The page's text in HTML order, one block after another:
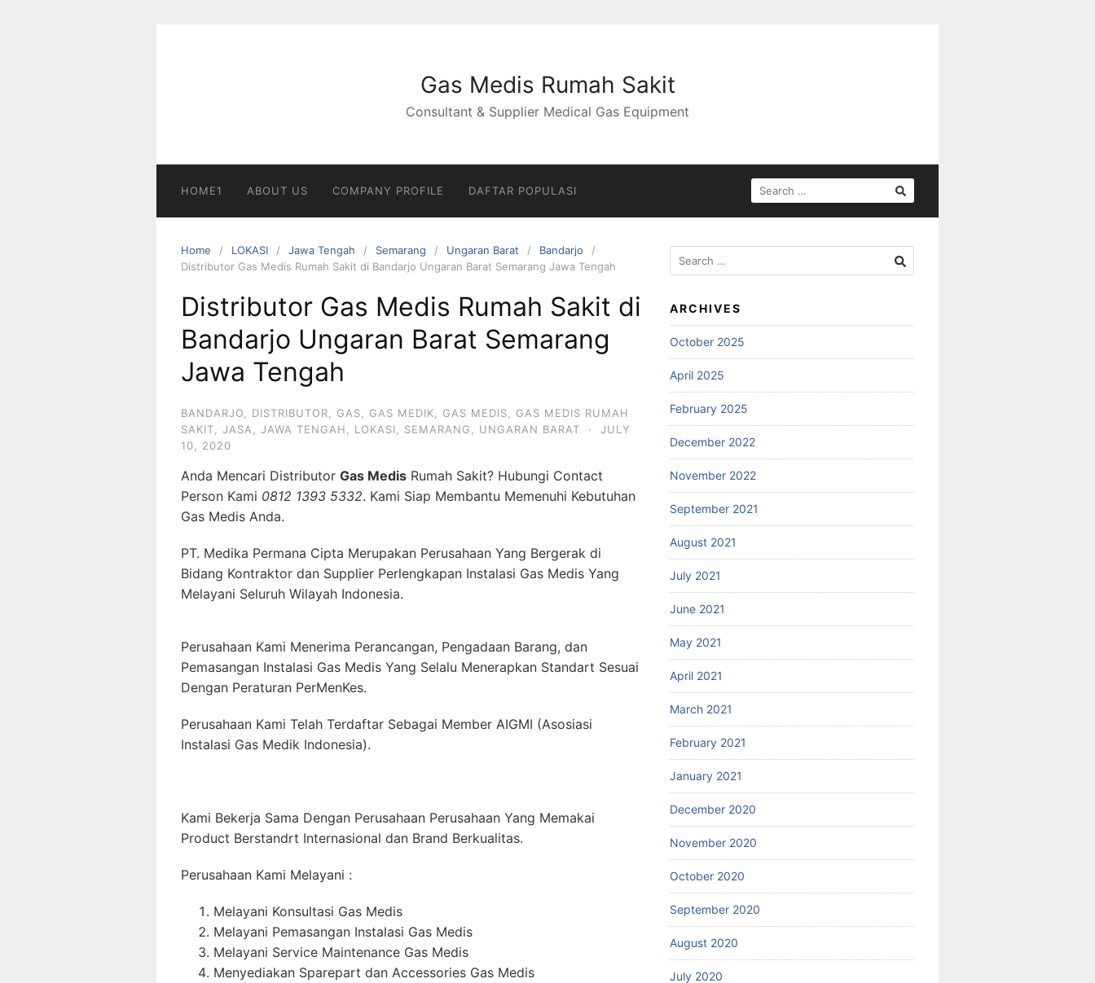
Gas Medis Rumah Sakit
Consultant & Supplier Medical Gas Equipment
HOME1 ABOUT US COMPANY PROFILE DAFTAR POPULASI
SEARCH
FOR:
Home LOKASI Jawa Tengah Semarang Ungaran Barat
Bandarjo
Distributor Gas Medis Rumah Sakit di Bandarjo Ungaran Barat Semarang Jawa Tengah
Distributor Gas Medis Rumah Sakit di
Bandarjo Ungaran Barat Semarang
Jawa Tengah
BANDARJO DISTRIBUTOR GAS GAS MEDIK GAS MEDIS
GAS MEDIS RUMAH
SAKIT
JASA JAWA TENGAH LOKASI SEMARANG UNGARAN BARAT ·
JULY
10, 2020
Anda Mencari Distributor Gas Medis Rumah Sakit? Hubungi Contact
Person Kami 0812 1393 5332. Kami Siap Membantu Memenuhi Kebutuhan
Gas Medis Anda.
PT. Medika Permana Cipta Merupakan Perusahaan Yang Bergerak di
Bidang Kontraktor dan Supplier Perlengkapan Instalasi Gas Medis Yang
Melayani Seluruh Wilayah Indonesia.
Perusahaan Kami Menerima Perancangan, Pengadaan Barang, dan
Pemasangan Instalasi Gas Medis Yang Selalu Menerapkan Standart Sesuai
Dengan Peraturan PerMenKes.
Perusahaan Kami Telah Terdaftar Sebagai Member AIGMI (Asosiasi
Instalasi Gas Medik Indonesia).
Kami Bekerja Sama Dengan Perusahaan Perusahaan Yang Memakai
Product Berstandrt Internasional dan Brand Berkualitas.
Perusahaan Kami Melayani :
Melayani Konsultasi Gas Medis
Melayani Pemasangan Instalasi Gas Medis
Melayani Service Maintenance Gas Medis
Menyediakan Sparepart dan Accessories Gas Medis
Search
for:
ARCHIVES
October 2025
April 2025
February 2025
December 2022
November 2022
September 2021
August 2021
July 2021
June 2021
May 2021
April 2021
March 2021
February 2021
January 2021
December 2020
November 2020
October 2020
September 2020
August 2020
July 2020